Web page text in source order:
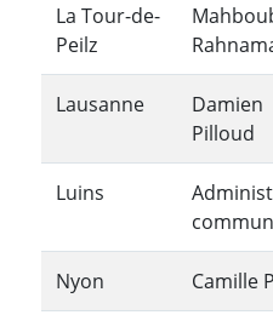
La Tour-de-
Peilz
Lausanne
Damien
Pilloud
Luins
Nyon Camille